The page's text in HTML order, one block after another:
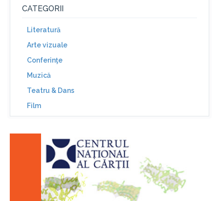
CATEGORII
Literatură
Arte vizuale
Conferinţe
Muzică
Teatru & Dans
Film